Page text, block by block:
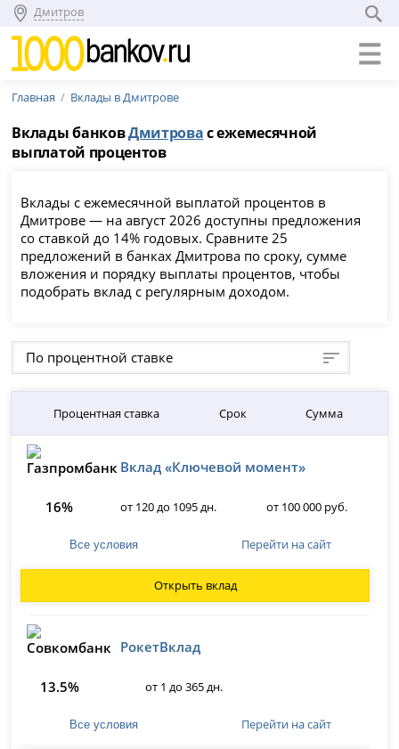
Дмитров
Главная Вклады в Дмитрове
Вклады банковДмитровас ежемесячной
выплатой процентов
Вклады с ежемесячной выплатой процентов в
Дмитрове — на август 2026 доступны предложения
со ставкой до 14% годовых. Сравните 25
предложений в банках Дмитрова по сроку, сумме
вложения и порядку выплаты процентов, чтобы
подобрать вклад с регулярным доходом.
По процентной ставке
Процентная ставка Срок Сумма
Вклад «Ключевой момент»
16% от 120 до 1095 дн. от 100 000 руб.
Все условия Перейти на сайт
Открыть вклад
РокетВклад
13.5% от 1 до 365 дн.
Все условия Перейти на сайт